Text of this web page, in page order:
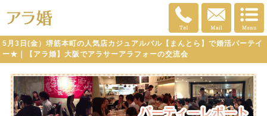
5月3日(金）堺筋本町の人気店カジュアルバル【まんとら】で婚活パーテイ
ー★｜【アラ婚】大阪でアラサーアラフォーの交流会